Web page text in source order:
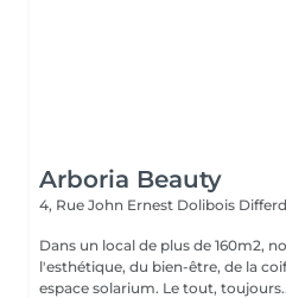
Arboria Beauty
4, Rue John Ernest Dolibois
Dans un local de plus de 160m2,
l'esthétique, du bien-être, de la
espace solarium. Le tout,